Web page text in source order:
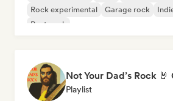
Rock experimental
Garage rock
Post punk
Playlist